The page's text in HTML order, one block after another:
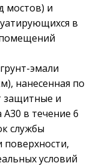
мостов) и
в
эмали
нанесенная по
защитные и
в течение 6
службы
поверхности,
условий